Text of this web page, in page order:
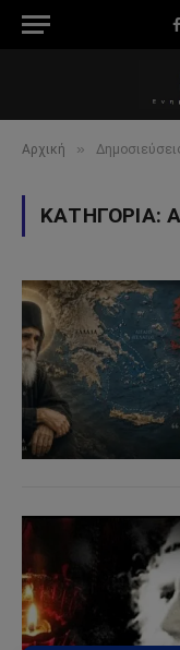
Αρχική »
ΚΑΤΗΓΟΡΊΑ: